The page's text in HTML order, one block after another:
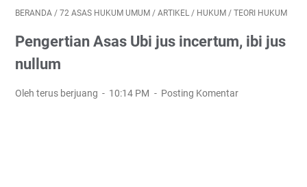
BERANDA / 72 ASAS HUKUM UMUM / ARTIKEL / HUKUM / TEORI HUKUM
Pengertian Asas Ubi jus incertum, ibi jus
nullum
Oleh terus berjuang 10:14 PM Posting Komentar